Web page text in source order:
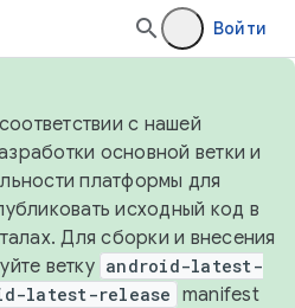
Войти
с нашей
основной ветки и
платформы для
исходный код в
Для сборки и внесения
ветку android-latest-
latest-release manifest